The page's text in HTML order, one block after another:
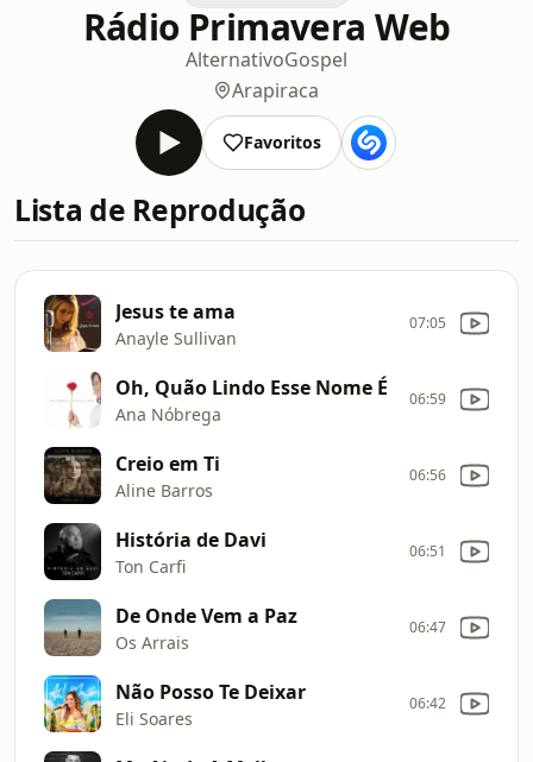
Rádio Primavera Web
AlternativoGospel
Arapiraca
Favoritos
Lista de Reprodução
Jesus te ama
Anayle Sullivan
07:05
Oh, Quão Lindo Esse Nome É
Ana Nóbrega
06:59
Creio em Ti
Aline Barros
06:56
História de Davi
Ton Carfi
06:51
De Onde Vem a Paz
Os Arrais
06:47
Não Posso Te Deixar
Eli Soares
06:42